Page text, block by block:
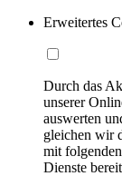
Erweitertes
Durch das
unserer
auswerten
gleichen wir
mit
Dienste